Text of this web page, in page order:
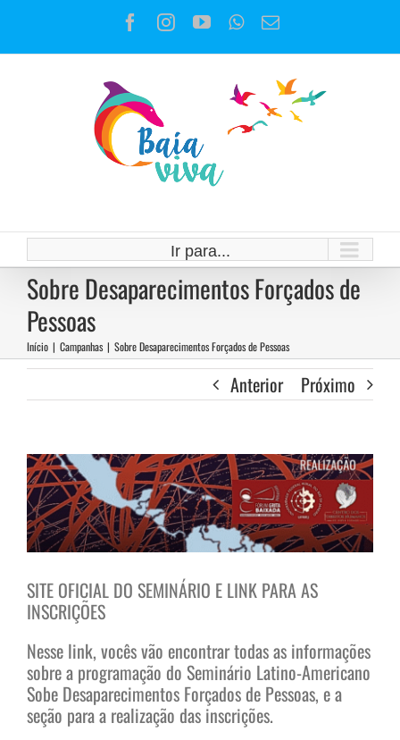
o
Facebook
Instagram
YouTubeWhatsApp
E-
Ir para...
Sobre Desaparecimentos Forçados de
Pessoas
Início | Campanhas | Sobre Desaparecimentos Forçados de Pessoas
Anterior Próximo
View
Larger
Image
SITE OFICIAL DO SEMINÁRIO E LINK PARA AS
INSCRIÇÕES
Nesse link, vocês vão encontrar todas as informações
sobre a programação do Seminário Latino-Americano
Sobe Desaparecimentos Forçados de Pessoas, e a
seção para a realização das inscrições.